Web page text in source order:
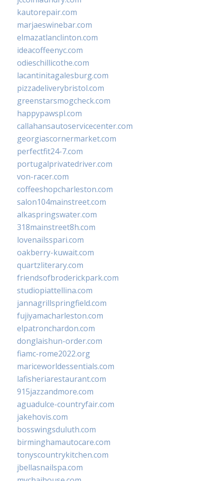
kautorepair.com
marjaeswinebar.com
elmazatlanclinton.com
ideacoffeenyc.com
odieschillicothe.com
lacantinitagalesburg.com
pizzadeliverybristol.com
greenstarsmogcheck.com
happypawspl.com
callahansautoservicecenter.com
georgiascornermarket.com
perfectfit24-7.com
portugalprivatedriver.com
von-racer.com
coffeeshopcharleston.com
salon104mainstreet.com
alkaspringswater.com
318mainstreet8h.com
lovenailsspari.com
oakberry-kuwait.com
quartzliterary.com
friendsofbroderickpark.com
studiopiattellina.com
jannagrillspringfield.com
fujiyamacharleston.com
elpatronchardon.com
donglaishun-order.com
fiamc-rome2022.org
mariceworldessentials.com
lafisheriarestaurant.com
915jazzandmore.com
aguadulce-countryfair.com
jakehovis.com
bosswingsduluth.com
birminghamautocare.com
tonyscountrykitchen.com
jbellasnailspa.com